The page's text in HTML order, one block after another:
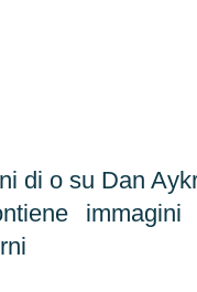
di o su Dan